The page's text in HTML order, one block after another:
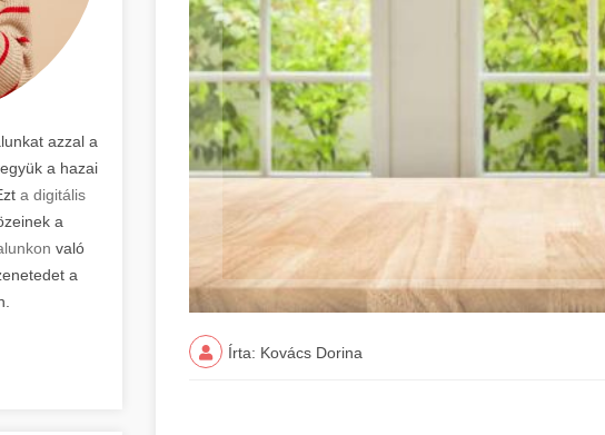
azzal a
a hazai
a digitális
a
való
a
Írta: Kovács Dorina